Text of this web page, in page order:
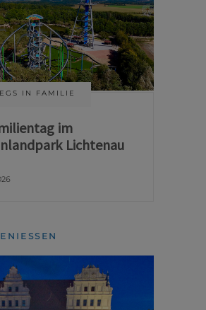
IN FAMILIE
im
Lichtenau